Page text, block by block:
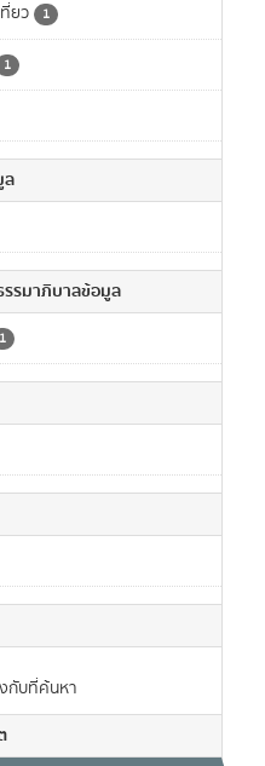
ยว 1
1
ล
รมาภิบาลข้อมูล
1
กับที่ค้นหา